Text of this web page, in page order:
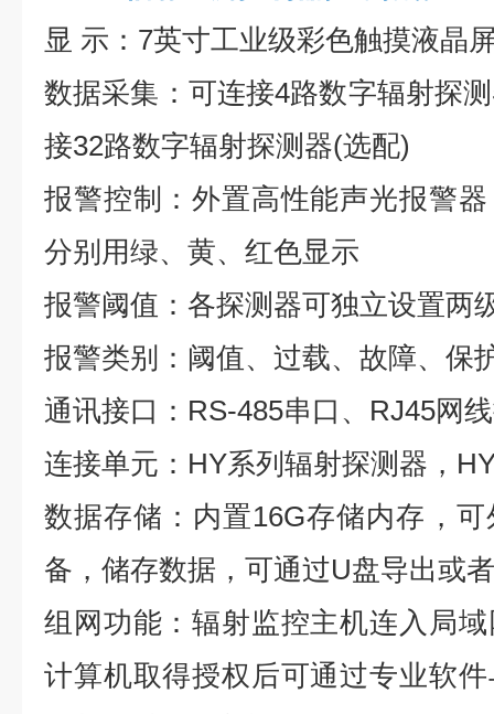
显 示：7英寸工业级彩色触摸液晶
数据采集：可连接4路数字辐射探
接32路数字辐射探测器(选配)
报警控制：外置高性能声光报警
分别用绿、黄、红色显示
报警阈值：各探测器可独立设置两
报警类别：阈值、过载、故障、保
通讯接口：RS-485串口、RJ45网
连接单元：HY系列辐射探测器，
数据存储：内置16G存储内存，
备，储存数据，可通过U盘导出或
组网功能：辐射监控主机连入局
计算机取得授权后可通过专业软